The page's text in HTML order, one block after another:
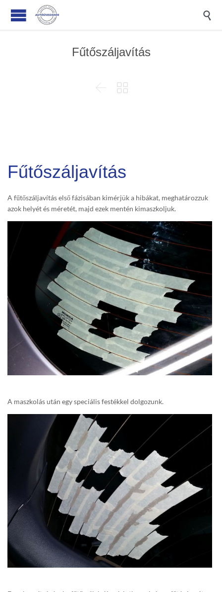

Fűtőszáljavítás
 
Fűtőszáljavítás
A fűtőszáljavítás első fázisában kimérjük a hibákat, meghatározzuk
azok helyét és méretét, majd ezek mentén kimaszkoljuk.
A maszkolás után egy speciális festékkel dolgozunk.